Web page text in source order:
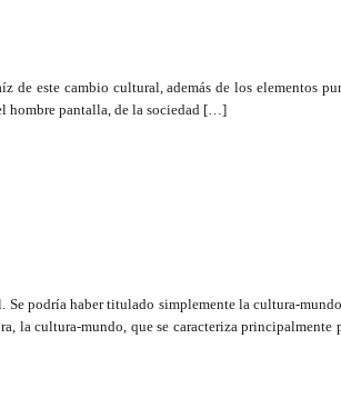
este cambio cultural, además de los elementos
hombre pantalla, de la sociedad […]
podría haber titulado simplemente la cultura-mundo
la cultura-mundo, que se caracteriza